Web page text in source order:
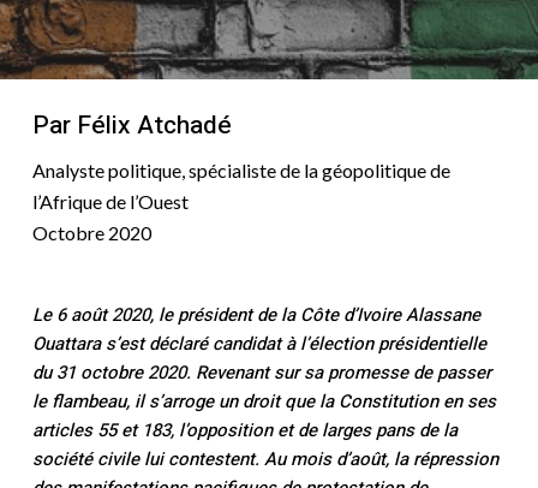
Par Félix Atchadé
Analyste politique, spécialiste de la géopolitique de
l’Afrique de l’Ouest
Octobre 2020
Le 6 août 2020, le président de la Côte d’Ivoire Alassane
Ouattara s’est déclaré candidat à l’élection présidentielle
du 31 octobre 2020. Revenant sur sa promesse de passer
le flambeau, il s’arroge un droit que la Constitution en ses
articles 55 et 183, l’opposition et de larges pans de la
société civile lui contestent. Au mois d’août, la répression